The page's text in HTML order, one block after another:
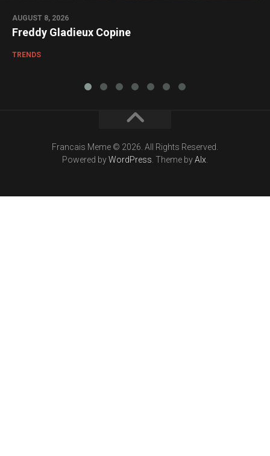
AUGUST 8, 2026
Freddy Gladieux Copine
TRENDS
Francais Meme © 2026. All Rights Reserved.
Powered byWordPress. Theme byAlx.